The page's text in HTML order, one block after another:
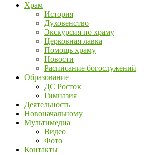
Храм
История
Духовенство
Экскурсия по храму
Церковная лавка
Помощь храму
Новости
Расписание богослужений
Образование
ДС Росток
Гимназия
Деятельность
Новоначальному
Мультимедиа
Видео
Фото
Контакты